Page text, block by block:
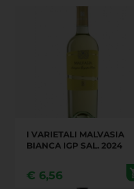
I VARIETALI MALVASIA
BIANCA IGP SAL. 2024
€ 6,56